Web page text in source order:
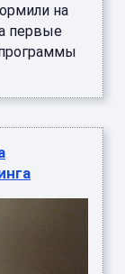
на
первые